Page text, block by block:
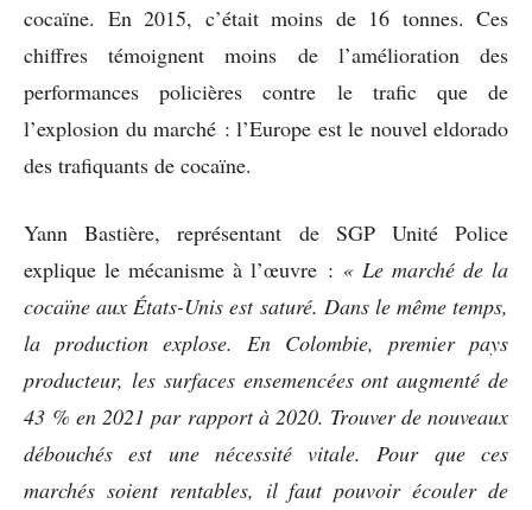
cocaïne. En 2015, c’était moins de 16 tonnes. Ces
chiffres témoignent moins de l’amélioration des
performances policières contre le trafic que de
l’explosion du marché : l’Europe est le nouvel eldorado
des trafiquants de cocaïne.
Yann Bastière, représentant de SGP Unité Police
explique le mécanisme à l’œuvre : « Le marché de la
cocaïne aux États-Unis est saturé. Dans le même temps,
la production explose. En Colombie, premier pays
producteur, les surfaces ensemencées ont augmenté de
43 % en 2021 par rapport à 2020. Trouver de nouveaux
débouchés est une nécessité vitale. Pour que ces
marchés soient rentables, il faut pouvoir écouler de